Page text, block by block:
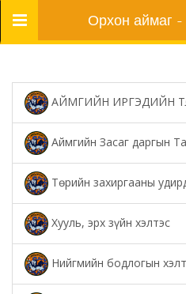
Цэс Орхон аймаг -
АЙМГИЙН ИРГЭДИЙН
Аймгийн Засаг даргын
Төрийн захиргааны
Хууль, эрх зүйн хэлтэс
Нийгмийн бодлогын